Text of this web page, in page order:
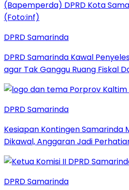
DPRD Samarinda
DPRD Samarinda Kawal
agar Tak Ganggu Ruang Fiskal
DPRD Samarinda
Kesiapan Kontingen Samarinda
Dikawal, Anggaran Jadi
DPRD Samarinda